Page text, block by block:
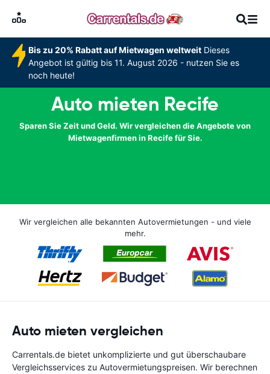
Bis zu 20% Rabatt auf Mietwagen weltweitDieses
Angebot ist gültig bis 11. August 2026 - nutzen Sie es
noch heute!
Auto mieten Recife
Sparen Sie Zeit und Geld. Wir vergleichen die Angebote von
Mietwagenfirmen in Recife für Sie.
Wir vergleichen alle bekannten Autovermietungen - und viele
mehr.
Auto mieten vergleichen
Carrentals.de bietet unkomplizierte und gut überschaubare
Vergleichsservices zu Autovermietungspreisen. Wir berechnen